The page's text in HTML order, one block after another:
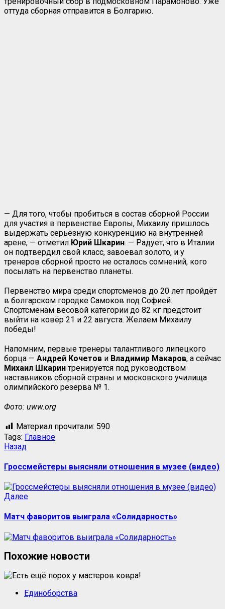
оттуда сборная отправится в Болгарию.
— Для того, чтобы пробиться в состав сборной России
для участия в первенстве Европы, Михаилу пришлось
выдержать серьёзную конкуренцию на внутренней
арене, — отметил Юрий Шкарин. — Радует, что в Италии
он подтвердил свой класс, завоевал золото, и у
тренеров сборной просто не осталось сомнений, кого
посылать на первенство планеты.
Первенство мира среди спортсменов до 20 лет пройдёт
в болгарском городке Самоков под Софией.
Спортсменам весовой категории до 82 кг предстоит
выйти на ковёр 21 и 22 августа. Желаем Михаилу
победы!
Напомним, первые тренеры талантливого липецкого
борца — Андрей Кочетов и Владимир Макаров, а сейчас
Михаил Шкарин тренируется под руководством
наставников сборной страны и московского училища
олимпийского резерва № 1.
Фото: uww.org
Материал прочитали: 590
Tags: Главное
Назад
Гроссмейстеры выясняли отношения в музее (видео)
Далее
Матч фаворитов выиграла «Солидарность»
Похожие новости
Единоборства